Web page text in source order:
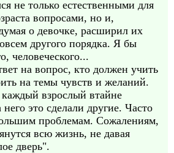
не только естественными для
вопросами, но и,
о девочке, расширил их
другого порядка. Я бы
человеческого...
на вопрос, кто должен учить
на темы чувств и желаний.
взрослый втайне
него это сделали другие. Часто
проблемам. Сожалениям,
всю жизнь, не давая
дверь".